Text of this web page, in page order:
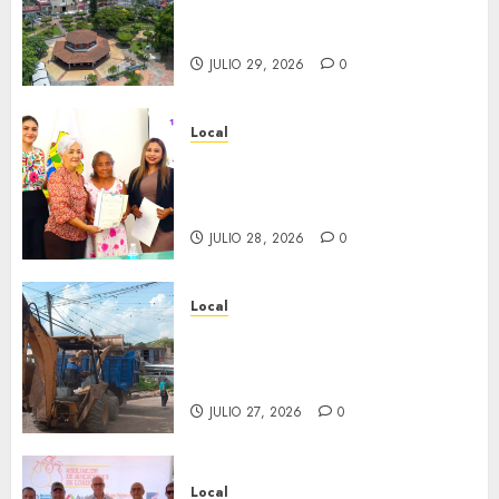
JULIO 29, 2026 0
Local
JULIO 28, 2026 0
Local
JULIO 27, 2026 0
Local